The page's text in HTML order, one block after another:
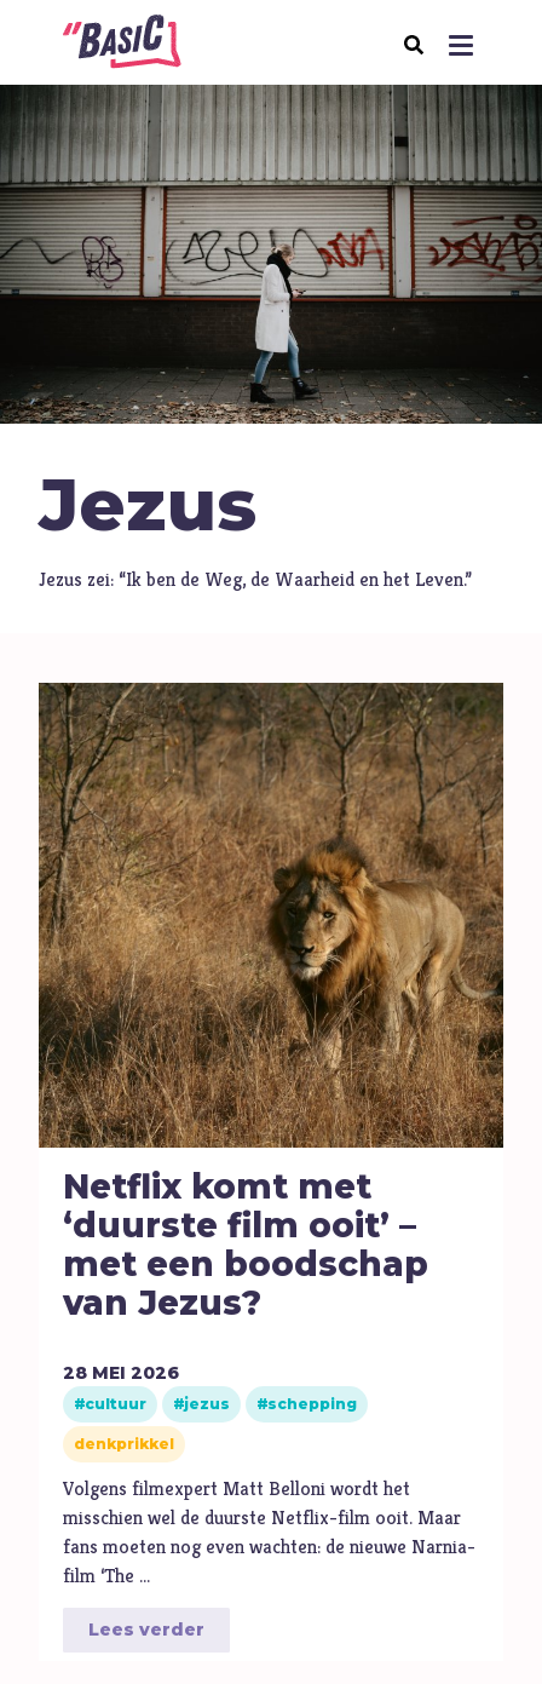
Over BasiC
Programma's
BasiC Let’s Move
BasiC Move It
Expeditie Klooster
Seksualiteit
Muziek
Internationaal
Identiteit
Categorieën
Blog
Denkprikkel
Video
Alle onderwerpen
A
Advent
Ambitie
Angst
Antisemitisme
Belijden
Beproeving
biddag
Bijbel
Criminaliteit
Cultuur
Dankbaarheid
Dankdag
Drank
Eenzaamheid
Jezus
Jezus zei: “Ik ben de Weg, de Waarheid en het Leven.”
Netflix komt met
‘duurste film ooit’ –
met een boodschap
van Jezus?
28 MEI 2026
cultuur jezus schepping
denkprikkel
Volgens filmexpert Matt Belloni wordt het
misschien wel de duurste Netflix-film ooit. Maar
fans moeten nog even wachten: de nieuwe Narnia-
film ‘The …
Lees verder